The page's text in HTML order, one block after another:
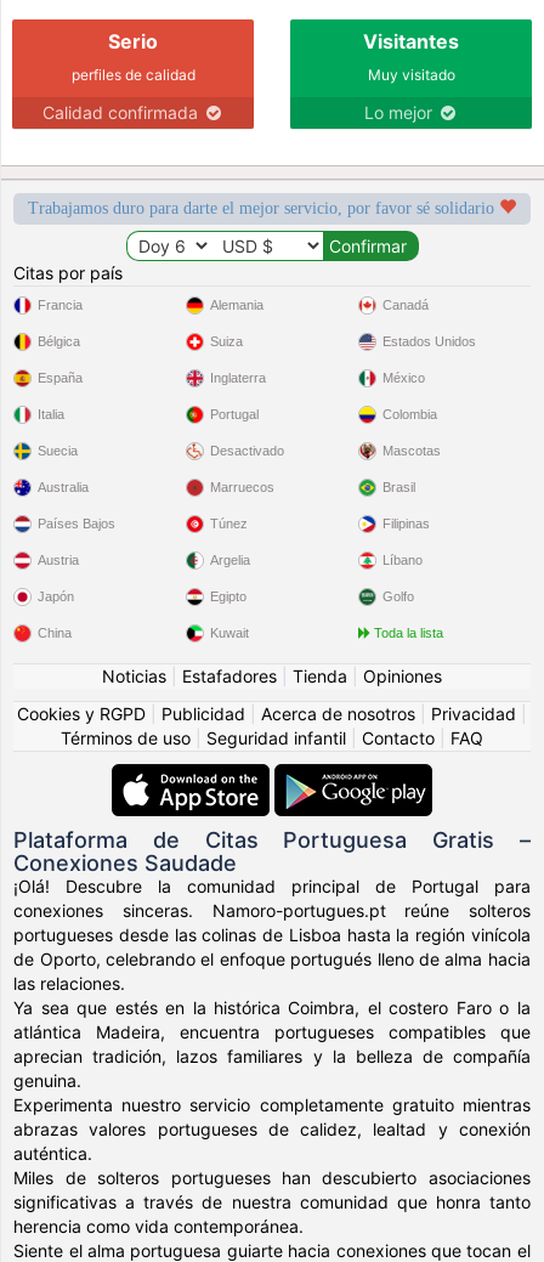
Serio
perfiles de calidad
Calidad confirmada
Visitantes
Muy visitado
Lo mejor
Trabajamos duro para darte el mejor servicio, por favor sé solidario
Citas por país
Francia
Bélgica
España
Italia
Suecia
Alemania
Suiza
Inglaterra
Portugal
Desactivado
Canadá
Estados Unidos
México
Colombia
Mascotas
Australia
Países Bajos
Austria
Japón
China
Marruecos
Túnez
Argelia
Egipto
Kuwait
Brasil
Filipinas
Líbano
Golfo
Toda la lista
Noticias Estafadores Tienda
Opiniones
Cookies y RGPD
Publicidad Acerca de nosotros Privacidad
Términos de uso
Seguridad infantil Contacto FAQ
Plataforma de Citas Portuguesa Gratis –
Conexiones Saudade
¡Olá! Descubre la comunidad principal de Portugal para
conexiones sinceras. Namoro-portugues.pt reúne solteros
portugueses desde las colinas de Lisboa hasta la región vinícola
de Oporto, celebrando el enfoque portugués lleno de alma hacia
las relaciones.
Ya sea que estés en la histórica Coimbra, el costero Faro o la
atlántica Madeira, encuentra portugueses compatibles que
aprecian tradición, lazos familiares y la belleza de compañía
genuina.
Experimenta nuestro servicio completamente gratuito mientras
abrazas valores portugueses de calidez, lealtad y conexión
auténtica.
Miles de solteros portugueses han descubierto asociaciones
significativas a través de nuestra comunidad que honra tanto
herencia como vida contemporánea.
Siente el alma portuguesa guiarte hacia conexiones que tocan el